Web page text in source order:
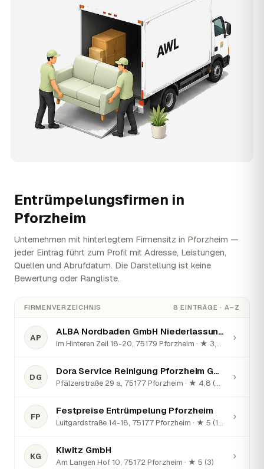
Entrümpelungsfirmen in
Pforzheim
Unternehmen mit hinterlegtem Firmensitz in Pforzheim —
jeder Eintrag führt zum Profil mit Adresse, Leistungen,
Quellen und Abrufdatum. Die Darstellung ist keine
Bewertung oder Rangliste.
FIRMENVERZEICHNIS 8 EINTRÄGE · A–Z
AP
ALBA Nordbaden GmbH Niederlassung Pforzheim
Im Hinteren Zeil 18-20, 75179 Pforzheim · ★ 3,8 (25)
›
DG
Dora Service Reinigung Pforzheim GmbH
Pfälzerstraße 29 a, 75177 Pforzheim · ★ 4,8 (80)
›
FP
Festpreise Entrümpelung Pforzheim
Luitgardstraße 14-18, 75177 Pforzheim · ★ 5 (18)
›
KG
Kiwitz GmbH
Am Langen Hof 10, 75172 Pforzheim · ★ 5 (3)
›